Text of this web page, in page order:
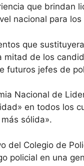
que brindan
nacional para
que
mitad de los
futuros jefes de
Nacional de
en todos los
sólida».
del Colegio de
policial en una